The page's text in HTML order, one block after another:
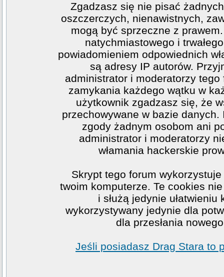
Zgadzasz się nie pisać
oszczerczych, nienawistnych,
mogą być sprzeczne z
natychmiastowego i
powiadomieniem odpowiednich
są adresy IP autorów.
administrator i moderatorzy
zamykania każdego wątku w
użytkownik zgadzasz się, że
przechowywane w bazie
zgody żadnym osobom ani
administrator i moderatorzy
włamania hackerskie
Skrypt tego forum
twoim komputerze. Te cookies
i służą jedynie
wykorzystywany jedynie dla
dla przesłania
Jeśli posiadasz Drag Stara to